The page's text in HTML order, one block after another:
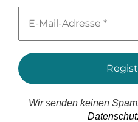
Mail-
*
Wir senden keinen